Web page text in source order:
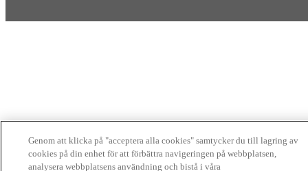
Genom att klicka på "acceptera alla cookies" samtycker du till lagring av
cookies på din enhet för att förbättra navigeringen på webbplatsen,
analysera webbplatsens användning och bistå i våra